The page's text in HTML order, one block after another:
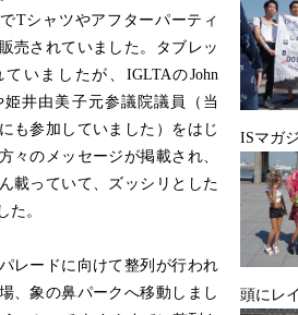
ISマガ
頭にレ
Tシャツやアフターパーティ
売されていました。タブレッ
ていましたが、IGLTAのJohn
姫井由美子元参議院議員（当
も参加していました）をはじ
々のメッセージが掲載され、
載っていて、ズッシリとした
た。
レードに向けて整列が行われ
、象の鼻パークへ移動しまし